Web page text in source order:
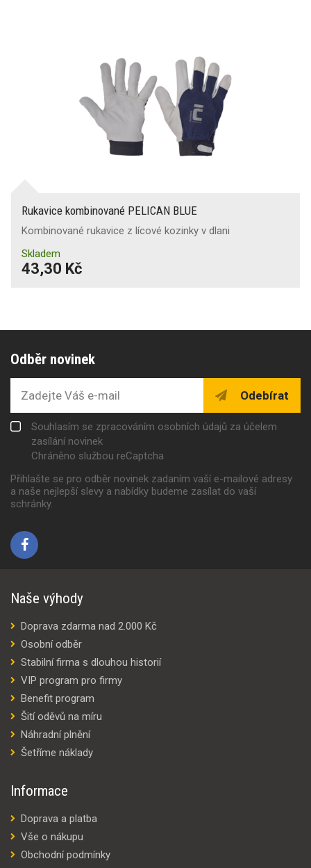
Rukavice kombinované PELICAN BLUE
Kombinované rukavice z lícové kozinky v dlani
Skladem
43,30 Kč
Odběr novinek
Odebírat
Souhlasím se zpracováním osobních údajů za účelem
zasílání novinek
Chráněno službou reCaptcha
Přihlašte se pro odběr novinek zadaním vaší e-mailové adresy
a naše nejlepší slevy a nabídky budeme zasílat do vaší
schránky.
Naše výhody
Doprava zdarma nad 2.000 Kč
Osobní odběr
Stabilní firma s dlouhou historií
VIP program pro firmy
Benefit program
Šití oděvů na míru
Náhradní plnění
Šetříme náklady
Informace
Doprava a platba
Vše o nákupu
Obchodní podmínky